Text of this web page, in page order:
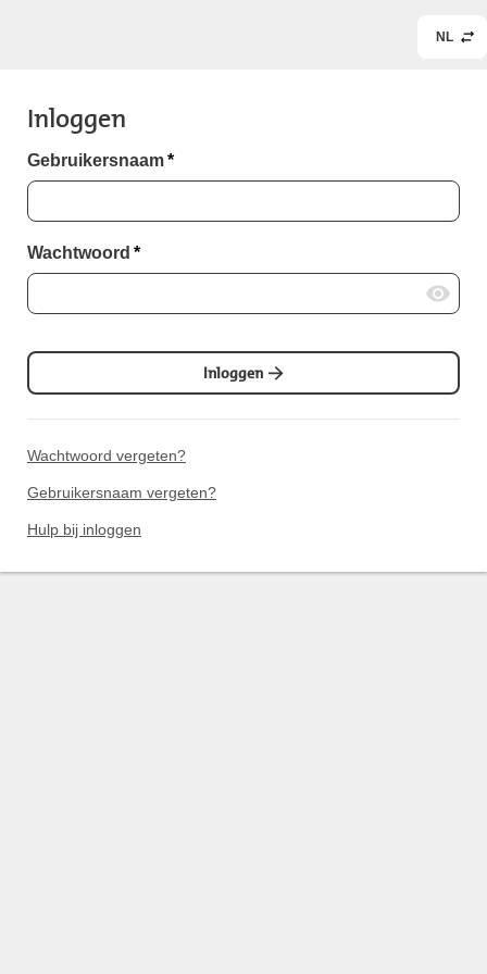
NL
Inloggen
Gebruikersnaam*
Wachtwoord *
Inloggen
Wachtwoord vergeten?
Gebruikersnaam vergeten?
Hulp bij inloggen